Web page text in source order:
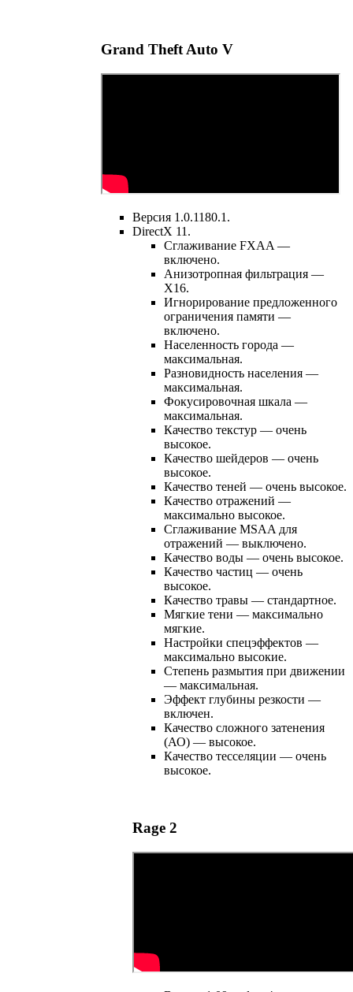
Grand Theft Auto V
Версия 1.0.1180.1.
DirectX 11.
Сглаживание FXAA —
включено.
Анизотропная фильтрация —
Х16.
Игнорирование предложенного
ограничения памяти —
включено.
Населенность города —
максимальная.
Разновидность населения —
максимальная.
Фокусировочная шкала —
максимальная.
Качество текстур — очень
высокое.
Качество шейдеров — очень
высокое.
Качество теней — очень высокое.
Качество отражений —
максимально высокое.
Сглаживание MSAA для
отражений — выключено.
Качество воды — очень высокое.
Качество частиц — очень
высокое.
Качество травы — стандартное.
Мягкие тени — максимально
мягкие.
Настройки спецэффектов —
максимально высокие.
Степень размытия при движении
— максимальная.
Эффект глубины резкости —
включен.
Качество сложного затенения
(АО) — высокое.
Качество тесселяции — очень
высокое.
Rage 2